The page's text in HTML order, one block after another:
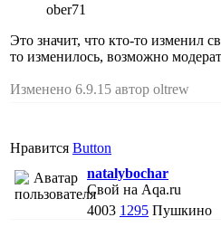
ober71
Это значит, что кто-то изменил
то изменилось, возможно
Изменено 6.9.15 автор oltrew
Нравится Button
natalybochar
Свой на Aqa.ru
4003 1295 Пушкино